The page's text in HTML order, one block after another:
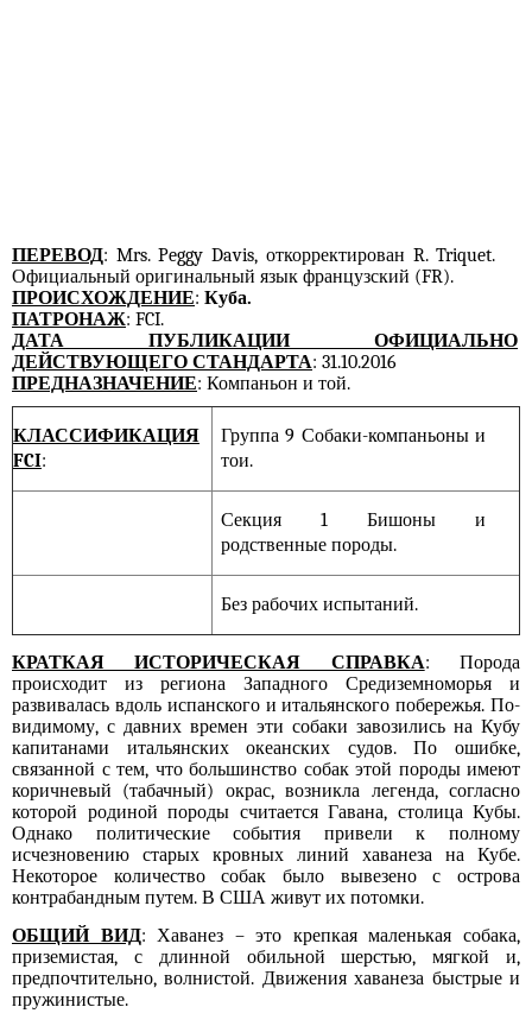
ПЕРЕВОД: Mrs. Peggy Davis, откорректирован R. Triquet.
Официальный оригинальный язык французский (FR).
ПРОИСХОЖДЕНИЕ: Куба.
ПАТРОНАЖ: FCI.
ДАТА ПУБЛИКАЦИИ ОФИЦИАЛЬНО
ДЕЙСТВУЮЩЕГО СТАНДАРТА: 31.10.2016
ПРЕДНАЗНАЧЕНИЕ: Компаньон и той.
КЛАССИФИКАЦИЯ
FCI:
Группа 9 Собаки-компаньоны и
тои.
Секция 1 Бишоны и
родственные породы.
Без рабочих испытаний.
КРАТКАЯ ИСТОРИЧЕСКАЯ СПРАВКА: Порода
происходит из региона Западного Средиземноморья и
развивалась вдоль испанского и итальянского побережья. По-
видимому, с давних времен эти собаки завозились на Кубу
капитанами итальянских океанских судов. По ошибке,
связанной с тем, что большинство собак этой породы имеют
коричневый (табачный) окрас, возникла легенда, согласно
которой родиной породы считается Гавана, столица Кубы.
Однако политические события привели к полному
исчезновению старых кровных линий хаванеза на Кубе.
Некоторое количество собак было вывезено с острова
контрабандным путем. В США живут их потомки.
ОБЩИЙ ВИД: Хаванез – это крепкая маленькая собака,
приземистая, с длинной обильной шерстью, мягкой и,
предпочтительно, волнистой. Движенияхаванеза быстрые и
пружинистые.